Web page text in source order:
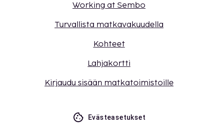
Working at Sembo
Turvallista matkavakuudella
Kohteet
Lahjakortti
Kirjaudu sisään matkatoimistoille
Evästeasetukset